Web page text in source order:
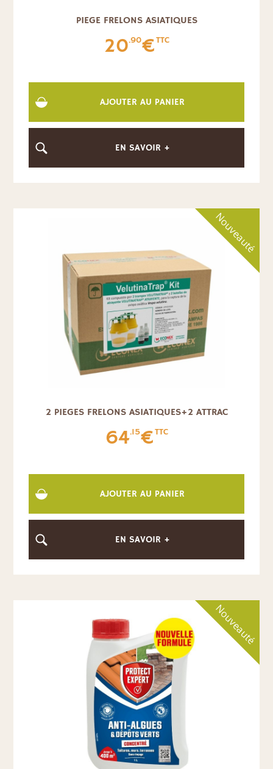
PIEGE FRELONS ASIATIQUES
20.90€TTC
AJOUTER AU PANIER
EN SAVOIR +
Nouveauté
2 PIEGES FRELONS ASIATIQUES+2 ATTRAC
64.15€TTC
AJOUTER AU PANIER
EN SAVOIR +
Nouveauté